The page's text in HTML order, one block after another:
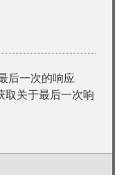
后一次的响应
取关于最后一次响